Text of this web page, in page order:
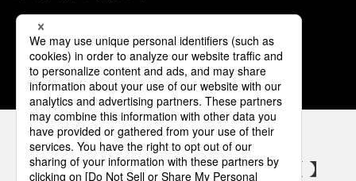
1 2 3 4 5
パナソニックの電気設備 SNSアカウント